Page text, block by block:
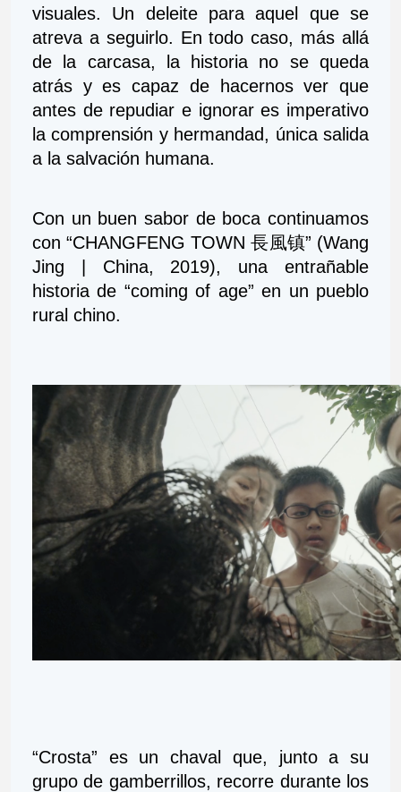
visuales. Un deleite para aquel que se
atreva a seguirlo. En todo caso, más allá
de la carcasa, la historia no se queda
atrás y es capaz de hacernos ver que
antes de repudiar e ignorar es imperativo
la comprensión y hermandad, única salida
a la salvación humana.
Con un buen sabor de boca continuamos
con “CHANGFENG TOWN 長風镇” (Wang
Jing | China, 2019), una entrañable
historia de “coming of age” en un pueblo
rural chino.
“Crosta” es un chaval que, junto a su
grupo de gamberrillos, recorre durante los